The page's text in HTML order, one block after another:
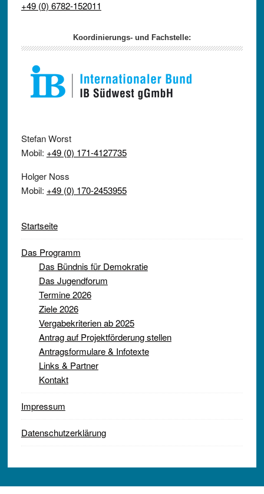
+49 (0) 6782-152011
Koordinierungs- und Fachstelle:
Stefan Worst
Mobil: +49 (0) 171-4127735
Holger Noss
Mobil: +49 (0) 170-2453955
Startseite
Das Programm
Das Bündnis für Demokratie
Das Jugendforum
Termine 2026
Ziele 2026
Vergabekriterien ab 2025
Antrag auf Projektförderung stellen
Antragsformulare & Infotexte
Links & Partner
Kontakt
Impressum
Datenschutzerklärung